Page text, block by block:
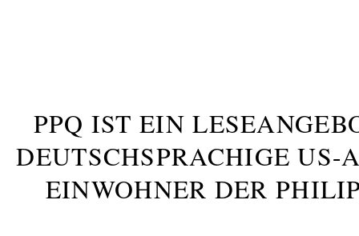
PPQ IST EIN
DEUTSCHSPRACHIGE US-
INWOHNER DER